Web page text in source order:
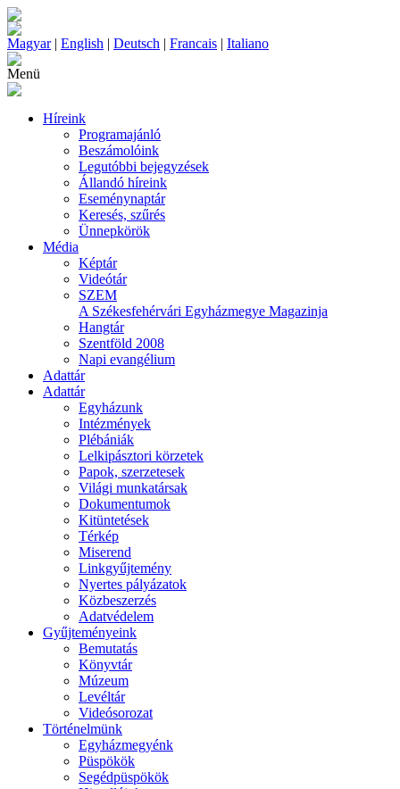
Magyar| English | Deutsch | Francais | Italiano
Menü
Híreink
Programajánló
Beszámolóink
Legutóbbi bejegyzések
Állandó híreink
Eseménynaptár
Keresés, szűrés
Ünnepkörök
Média
Képtár
Videótár
SZEM
A Székesfehérvári Egyházmegye Magazinja
Hangtár
Szentföld 2008
Napi evangélium
Adattár
Adattár
Egyházunk
Intézmények
Plébániák
Lelkipásztori körzetek
Papok, szerzetesek
Világi munkatársak
Dokumentumok
Kitüntetések
Térkép
Miserend
Linkgyűjtemény
Nyertes pályázatok
Közbeszerzés
Adatvédelem
Gyűjteményeink
Bemutatás
Könyvtár
Múzeum
Levéltár
Videósorozat
Történelmünk
Egyházmegyénk
Püspökök
Segédpüspökök